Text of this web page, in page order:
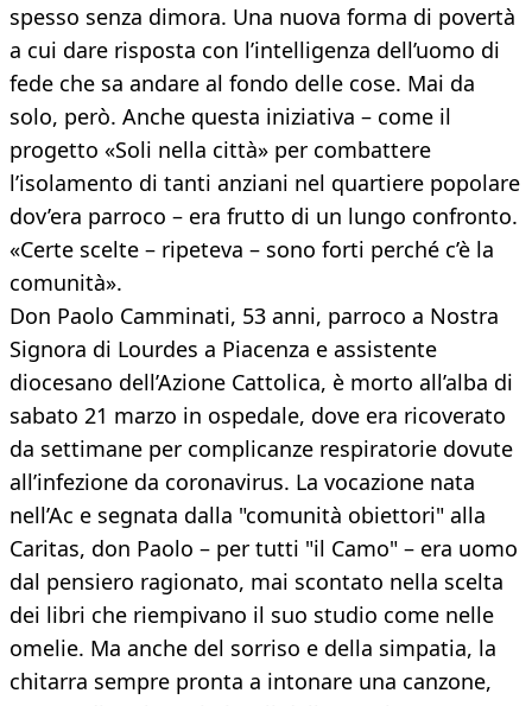
spesso senza dimora. Una nuova forma di povertà
a cui dare risposta con l’intelligenza dell’uomo di
fede che sa andare al fondo delle cose. Mai da
solo, però. Anche questa iniziativa – come il
progetto «Soli nella città» per combattere
l’isolamento di tanti anziani nel quartiere popolare
dov’era parroco – era frutto di un lungo confronto.
«Certe scelte – ripeteva – sono forti perché c’è la
comunità».
Don Paolo Camminati, 53 anni, parroco a Nostra
Signora di Lourdes a Piacenza e assistente
diocesano dell’Azione Cattolica, è morto all’alba di
sabato 21 marzo in ospedale, dove era ricoverato
da settimane per complicanze respiratorie dovute
all’infezione da coronavirus. La vocazione nata
nell’Ac e segnata dalla "comunità obiettori" alla
Caritas, don Paolo – per tutti "il Camo" – era uomo
dal pensiero ragionato, mai scontato nella scelta
dei libri che riempivano il suo studio come nelle
omelie. Ma anche del sorriso e della simpatia, la
chitarra sempre pronta a intonare una canzone,